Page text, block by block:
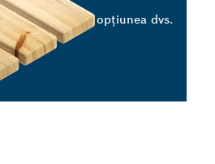
Selectați opțiunea dvs.